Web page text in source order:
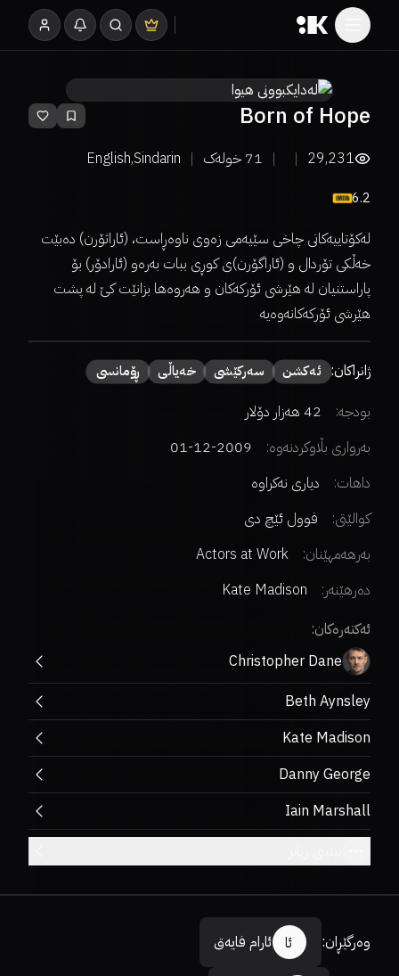
Born of Hope
29,231
71 خولەک English,Sindarin
6.2
لەکۆتاییەکانی چاخی سێیەمی زەوی ناوەڕاست، (ئاراثۆرن) دەبێت
خەڵکی تۆردال و (ئاراگۆرن)ی کوڕی ببات بەرەو (ئارادۆر) بۆ
پاراستنیان لە هێرشی ئۆرکەکان و هەروەها بزانێت کێ لە پشت
هێرشی ئۆرکەکانەوەیە
ژانراکان: ئەكشن سەركێشی خەیاڵی ڕۆمانسی
بودجە:
42 هەزار دۆلار
بەرواری بڵاوکردنەوە:
2009-12-01
داهات:
دیاری نەکراوە
کوالێتی:
فوول ئێچ دی
بەرهەمهێنان:
Actors at Work
دەرهێنەر:
Kate Madison
ئەکتەرەکان:
Christopher Dane
Beth Aynsley
Kate Madison
Danny George
Iain Marshall
وەرگێڕان: ئا ئارام فایەق